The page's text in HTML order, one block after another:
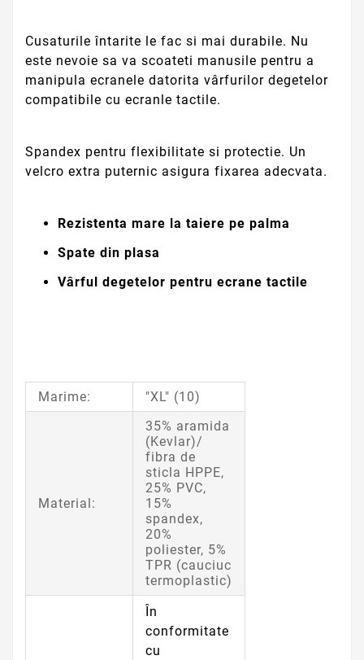
Cusaturile întarite le fac si mai durabile. Nu
este nevoie sa va scoateti manusile pentru a
manipula ecranele datorita vârfurilor degetelor
compatibile cu ecranle tactile.
Spandex pentru flexibilitate si protectie. Un
velcro extra puternic asigura fixarea adecvata.
Rezistenta mare la taiere pe palma
Spate din plasa
Vârful degetelor pentru ecrane tactile
Marime: "XL" (10)
Material:
35% aramida
(Kevlar)/
fibra de
sticla HPPE,
25% PVC,
15%
spandex,
20%
poliester, 5%
TPR (cauciuc
termoplastic)
În
conformitate
cu